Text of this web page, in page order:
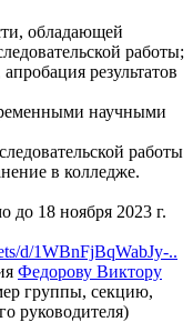
обладающей
работы;
результатов
научными
работы
в колледже.
до 18 ноября 2023 г.
d/1WBnFjBqWabJy-..
Федорову Виктору
группы, секцию,
руководителя)